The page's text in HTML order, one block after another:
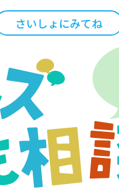
さいしょにみてね